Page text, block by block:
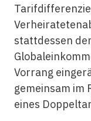
stattdessen
Vorrang
gemeinsam im
eines